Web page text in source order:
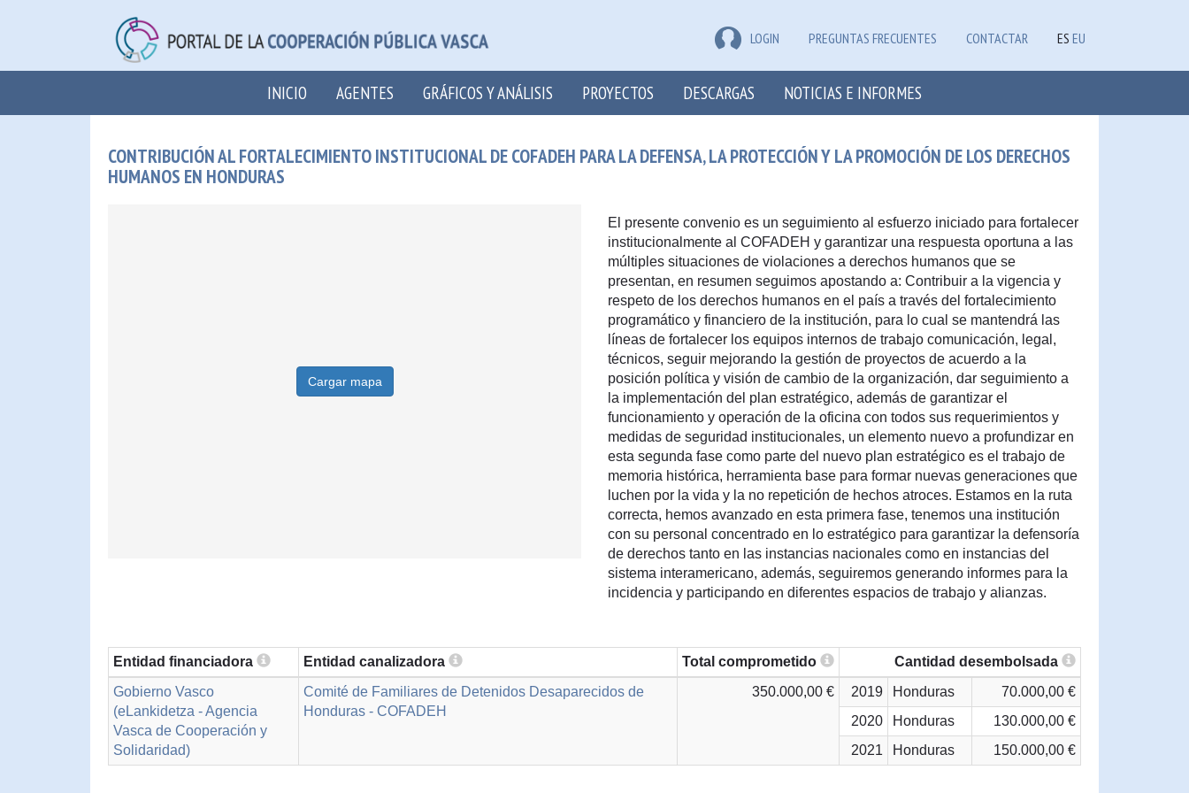
LOGIN PREGUNTAS FRECUENTES CONTACTAR ES EU
INICIO AGENTES GRÁFICOS Y ANÁLISIS PROYECTOS DESCARGAS NOTICIAS E INFORMES
CONTRIBUCIÓN AL FORTALECIMIENTO INSTITUCIONAL DE COFADEH PARA LA DEFENSA, LA PROTECCIÓN Y LA PROMOCIÓN DE LOS DERECHOS
HUMANOS EN HONDURAS
Cargar mapa
El presente convenio es un seguimiento al esfuerzo iniciado para fortalecer
institucionalmente al COFADEH y garantizar una respuesta oportuna a las
múltiples situaciones de violaciones a derechos humanos que se
presentan, en resumen seguimos apostando a: Contribuir a la vigencia y
respeto de los derechos humanos en el país a través del fortalecimiento
programático y financiero de la institución, para lo cual se mantendrá las
líneas de fortalecer los equipos internos de trabajo comunicación, legal,
técnicos, seguir mejorando la gestión de proyectos de acuerdo a la
posición política y visión de cambio de la organización, dar seguimiento a
la implementación del plan estratégico, además de garantizar el
funcionamiento y operación de la oficina con todos sus requerimientos y
medidas de seguridad institucionales, un elemento nuevo a profundizar en
esta segunda fase como parte del nuevo plan estratégico es el trabajo de
memoria histórica, herramienta base para formar nuevas generaciones que
luchen por la vida y la no repetición de hechos atroces. Estamos en la ruta
correcta, hemos avanzado en esta primera fase, tenemos una institución
con su personal concentrado en lo estratégico para garantizar la defensoría
de derechos tanto en las instancias nacionales como en instancias del
sistema interamericano, además, seguiremos generando informes para la
incidencia y participando en diferentes espacios de trabajo y alianzas.
Entidad financiadora Entidad canalizadora Total comprometido
Cantidad desembolsada
Gobierno Vasco
(eLankidetza - Agencia
Vasca de Cooperación y
Solidaridad)
Comité de Familiares de Detenidos Desaparecidos de
Honduras - COFADEH
350.000,00 € 2019 Honduras
70.000,00 €
2020
Honduras
130.000,00 €
2021
Honduras 150.000,00 €